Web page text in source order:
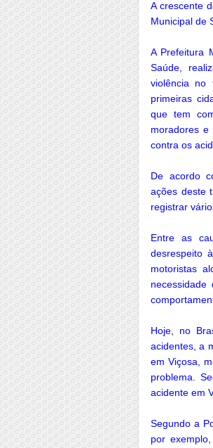
A crescente
Municipal de
A Prefeitura
Saúde,
violência no
primeiras
que tem
moradores
contra os
De acordo
ações deste
registrar
Entre as
desrespeito
motoristas
Hoje, no
acidentes, a
em Viçosa,
problema.
acidente em
Segundo a
por